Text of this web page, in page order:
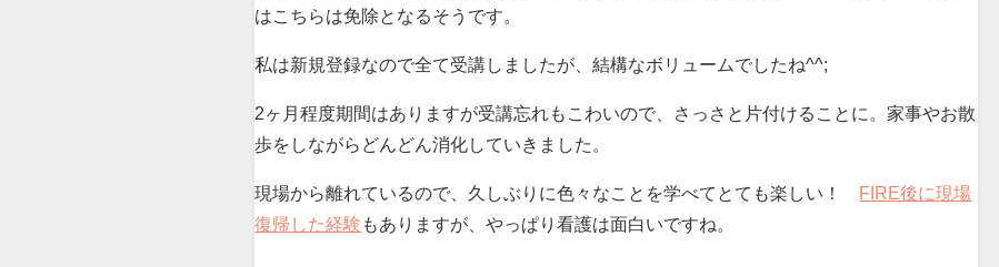
はこちらは免除となるそうです。
私は新規登録なので全て受講しましたが、結構なボリュームでしたね^^;
2ヶ月程度期間はありますが受講忘れもこわいので、さっさと片付けることに。家事やお散
歩をしながらどんどん消化していきました。
現場から離れているので、久しぶりに色々なことを学べてとても楽しい！ FIRE後に現場
復帰した経験 もありますが、やっぱり看護は面白いですね。